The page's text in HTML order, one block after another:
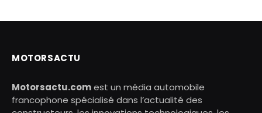
MOTORSACTU
Motorsactu.comest un média automobile
francophone spécialisé dans l’actualité des